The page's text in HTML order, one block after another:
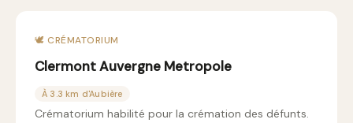
🕊️ CRÉMATORIUM
Clermont Auvergne Metropole
À 3.3 km d'Aubière
Crématorium habilité pour la crémation des défunts.